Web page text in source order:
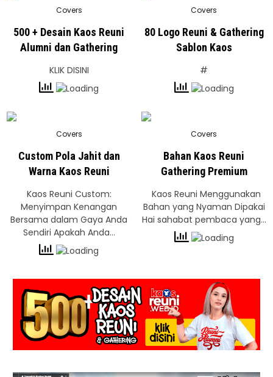
Posted
Covers
500 + Desain Kaos Reuni
Alumni dan Gathering
KLIK DISINI
Posted
Covers
80 Logo Reuni & Gathering
Sablon Kaos
#
Posted
Covers
Custom Pola Jahit dan
Warna Kaos Reuni
Kaos Reuni Custom:
Menyimpan Kenangan
Bersama dalam Gaya Anda
Sendiri Apakah Anda…
Posted
Covers
Bahan Kaos Reuni
Gathering Premium
Kaos Reuni Menggunakan
Bahan yang Nyaman Dipakai
Hai sahabat pembaca yang…